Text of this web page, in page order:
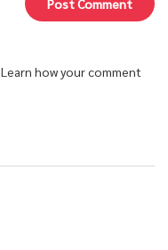
Learn how your comment